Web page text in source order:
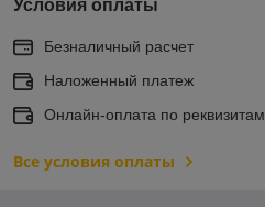
Условия оплаты
Безналичный расчет
Наложенный платеж
Онлайн-оплата по реквизитам
Все условия оплаты